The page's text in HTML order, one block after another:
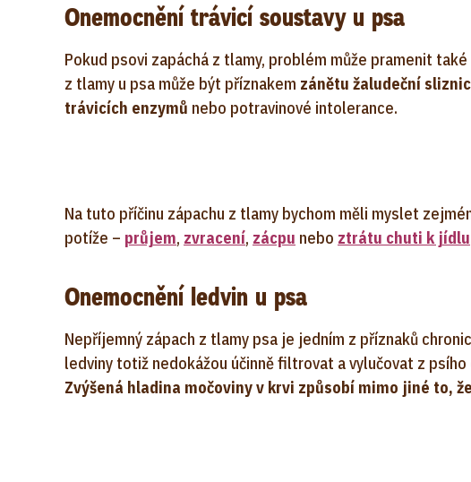
Onemocnění trávicí soustavy u psa
Pokud psovi zapáchá z tlamy, problém může pramenit
z tlamy u psa může být příznakem zánětu žaludeční
trávicích enzymů nebo potravinové intolerance.
Na tuto příčinu zápachu z tlamy bychom měli myslet
potíže – průjem, zvracení, zácpu nebo ztrátu chuti k jídlu
Onemocnění ledvin u psa
Nepříjemný zápach z tlamy psa je jedním z příznaků
ledviny totiž nedokážou účinně filtrovat a vylučovat z
Zvýšená hladina močoviny v krvi způsobí mimo jiné to,